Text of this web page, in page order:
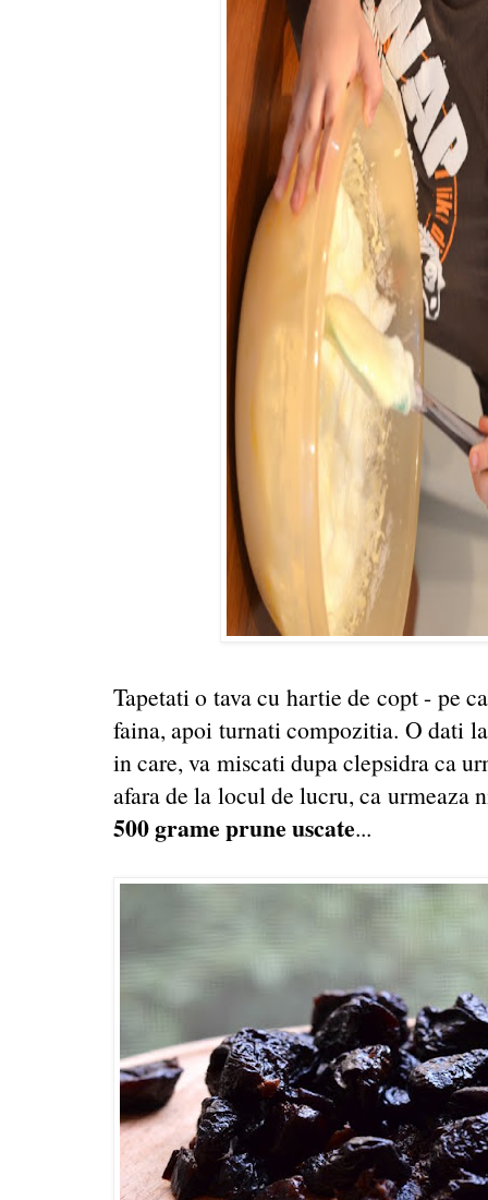
Tapetati o tava cu hartie de copt - pe
faina, apoi turnati compozitia. O dati
in care, va miscati dupa clepsidra ca
afara de la locul de lucru, ca
500 grame prune uscate...